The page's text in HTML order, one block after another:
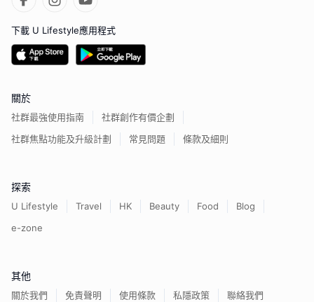
下載 U Lifestyle應用程式
關於
社群最強使用指南
社群創作有價企劃
社群焦點功能及升級計劃
常見問題 條款及細則
探索
U Lifestyle Travel HK Beauty Food
Blog
e-zone
其他
關於我們 免責聲明 使用條款 私隱政策 聯絡我們